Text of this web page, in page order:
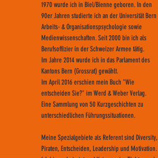
1970 wurde ich in Biel/Bienne geboren. In den
90er Jahren studierte ich an der Universität Bern
Arbeits- & Organisationspsychologie sowie
Medienwissenschaften. Seit 2000 bin ich als
Berufsoffizier in der Schweizer Armee tätig.
Im Jahre 2014 wurde ich in das Parlament des
Kantons Bern (Grossrat) gewählt.
Im April 2016 erschien mein Buch "Wie
entscheiden Sie?" im Werd & Weber Verlag.
Eine Sammlung von 50 Kurzgeschichten zu
unterschiedlichen Führungssituationen.
Meine Spezialgebiete als Referent sind Diversity,
Piraten, Entscheiden, Leadership und Motivation.